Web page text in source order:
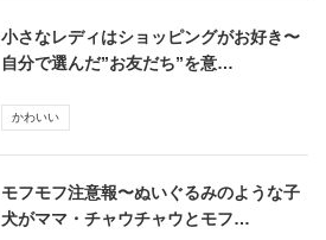
小さなレディはショッピングがお好き〜
自分で選んだ”お友だち”を意…
かわいい
モフモフ注意報〜ぬいぐるみのような子
犬がママ・チャウチャウとモフ…